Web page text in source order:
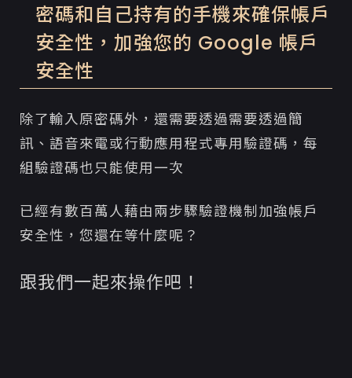
密碼和自己持有的手機來確保帳戶
安全性，加強您的 Google 帳戶
安全性
除了輸入原密碼外，還需要透過需要透過簡
訊、語音來電或行動應用程式專用驗證碼，每
組驗證碼也只能使用一次
已經有數百萬人藉由兩步驟驗證機制加強帳戶
安全性，您還在等什麼呢？
跟我們一起來操作吧！